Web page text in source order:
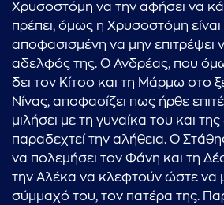
Χρυσοστόμη να την αφήσει να
πρέπει, όμως η Χρυσοστόμη
αποφασισμένη να μην επιτρέψει
αδελφός της. Ο Ανδρέας, που
δει τον Κίτσο και τη Μάρμω στο
Νίνας, αποφασίζει πως ήρθε
μιλήσει με τη γυναίκα του και της
παραδεχτεί την αλήθεια. Ο
να πολεμήσει τον Φάνη και τη
την Αλέκα να κλεφτούν ώστε να
σύμμαχό του, τον πατέρα της.